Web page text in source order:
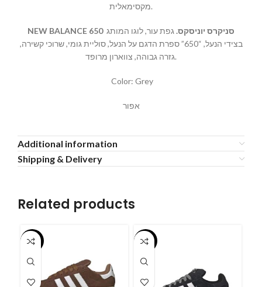
מקסימאלית.
NEW BALANCE 650 סניקרס יוניסקס.גפת עור, לוגו המותג
בצידי הנעל, “650” ספרת הדגם על הנעל, סוליית גומי, שרוכי קשירה,
גזרה גבוהה, צווארון מרופד.
Color: Grey
אפור
Additional information
Shipping & Delivery
Related products
-55% -55%